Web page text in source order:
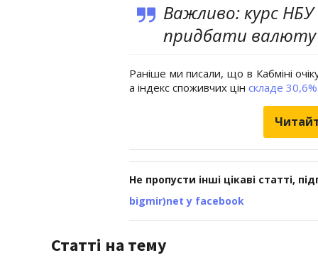
Важливо: курс НБУ
придбати валюту
Раніше ми писали, що в Кабміні
а індекс споживчих цін складе
Не пропусти інші цікаві статті,
bigmir)net у facebook
Статті на тему